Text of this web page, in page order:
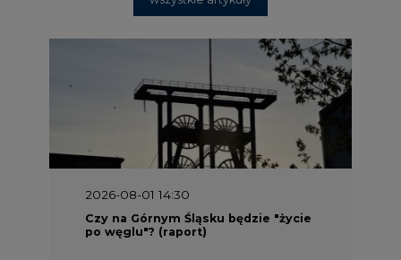
2026-08-01 14:30
Czy na Górnym Śląsku będzie "życie
po węglu"? (raport)